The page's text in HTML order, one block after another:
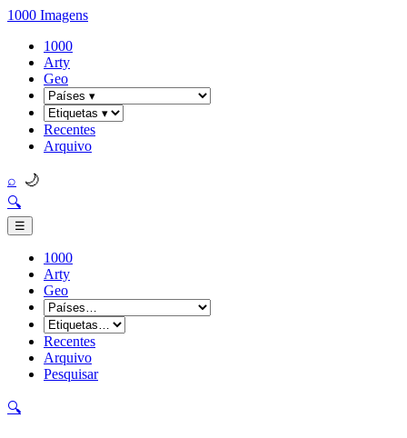
1000 Imagens
1000
Arty
Geo
Recentes
Arquivo
⌕ 🌙
🔍
☰
1000
Arty
Geo
Recentes
Arquivo
Pesquisar
🔍